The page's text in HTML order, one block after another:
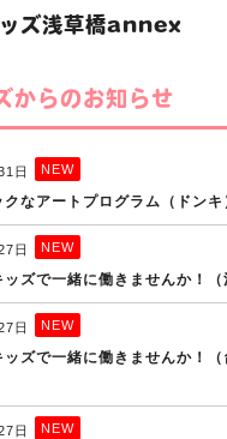
ズ浅草橋annex
からのお知らせ
日 NEW
なアートプログラム（ドンキ
日 NEW
ズで一緒に働きませんか！（
日 NEW
ズで一緒に働きませんか！（
日 NEW